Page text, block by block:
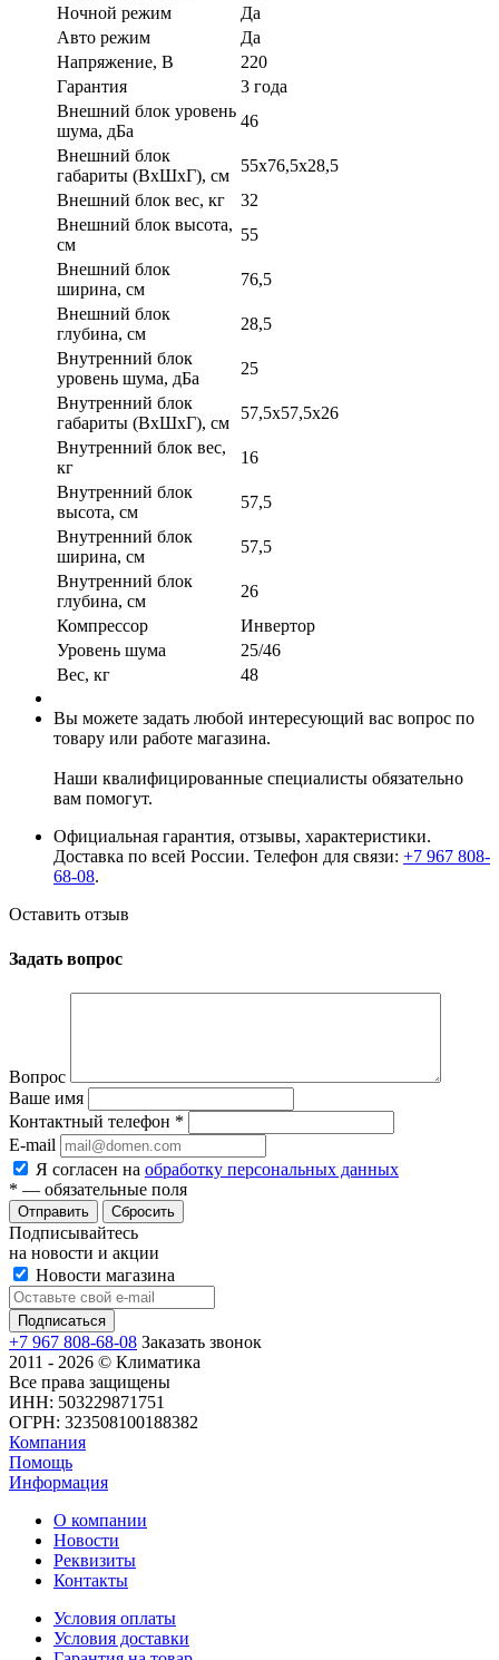
Ночной режим
Да
Авто режим
Да
Напряжение, В
220
Гарантия
3 года
Внешний блок уровень
шума, дБа
46
Внешний блок
габариты (ВхШхГ), см
55x76,5x28,5
Внешний блок вес, кг
32
Внешний блок высота,
см
55
Внешний блок
ширина, см
76,5
Внешний блок
глубина, см
28,5
Внутренний блок
уровень шума, дБа
25
Внутренний блок
габариты (ВхШхГ), см
57,5x57,5х26
Внутренний блок вес,
кг
16
Внутренний блок
высота, см
57,5
Внутренний блок
ширина, см
57,5
Внутренний блок
глубина, см
26
Компрессор
Инвертор
Уровень шума
25/46
Вес, кг
48
Вы можете задать любой интересующий вас вопрос по
товару или работе магазина.
Наши квалифицированные специалисты обязательно
вам помогут.
Официальная гарантия, отзывы, характеристики.
Доставка по всей России. Телефон для связи: +7 967 808-
68-08.
Оставить отзыв
Задать вопрос
Вопрос
Ваше имя
Контактный телефон *
E-mail
Я согласен на обработку персональных данных
* — обязательные поля
Сбросить
Подписывайтесь
на новости и акции
Новости магазина
+7 967 808-68-08 Заказать звонок
2011 - 2026 © Климатика
Все права защищены
ИНН: 503229871751
ОГРН: 323508100188382
Компания
Помощь
Информация
О компании
Новости
Реквизиты
Контакты
Условия оплаты
Условия доставки